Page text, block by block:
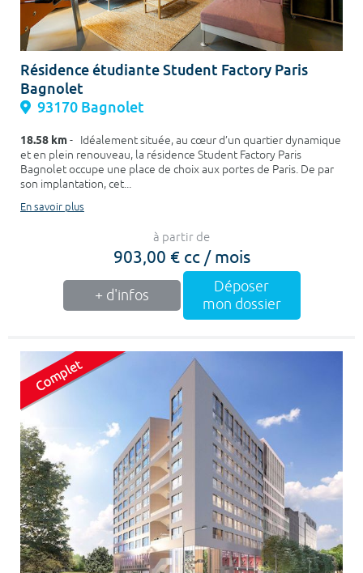
Résidence étudiante Student Factory Paris
Bagnolet
93170 Bagnolet
18.58 km- Idéalement située, au cœur d’un quartier dynamique
et en plein renouveau, la résidence Student Factory Paris
Bagnolet occupe une place de choix aux portes de Paris. De par
son implantation, cet...
En savoir plus
à partir de
903,00 € cc / mois
+ d'infos
Déposer
mon dossier